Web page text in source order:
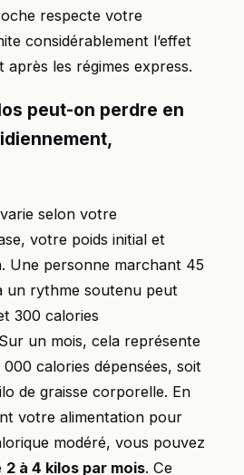
respecte votre
considérablement l’effet
après les régimes express.
peut-on perdre en
selon votre
votre poids initial et
Une personne marchant 45
un rythme soutenu peut
300 calories
un mois, cela représente
calories dépensées, soit
de graisse corporelle. En
votre alimentation pour
modéré, vous pouvez
2 à 4 kilos par mois. Ce